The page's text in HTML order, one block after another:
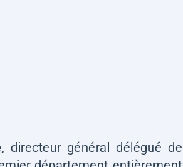
, directeur général délégué de